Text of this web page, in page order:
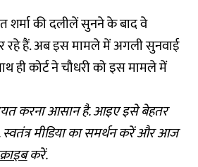
शर्मा की दलीलें सुनने के बाद वे
रहे हैं. अब इस मामले में अगली सुनवाई
ही कोर्ट ने चौधरी को इस मामले में
करना आसान है. आइए इसे बेहतर
मीडिया का समर्थन करें और आज
करें.